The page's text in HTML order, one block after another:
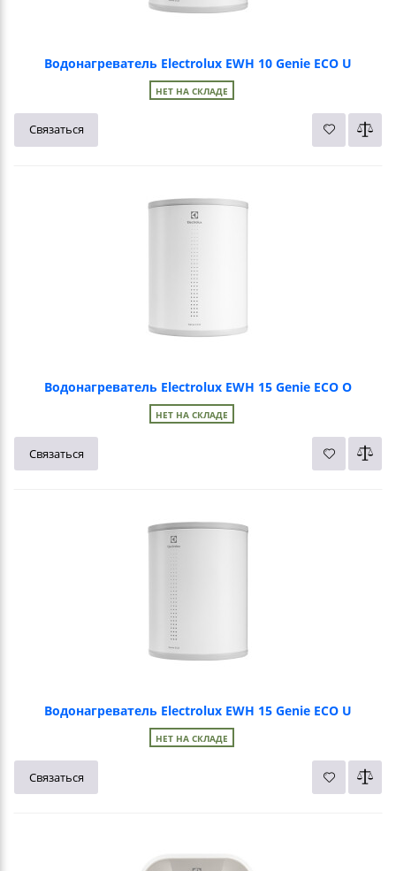
Водонагреватель Electrolux EWH 10 Genie ECO U
НЕТ НА СКЛАДЕ
Связаться
Водонагреватель Electrolux EWH 15 Genie ECO O
НЕТ НА СКЛАДЕ
Связаться
Водонагреватель Electrolux EWH 15 Genie ECO U
НЕТ НА СКЛАДЕ
Связаться